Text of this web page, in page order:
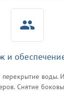
и
воды.
Снятие